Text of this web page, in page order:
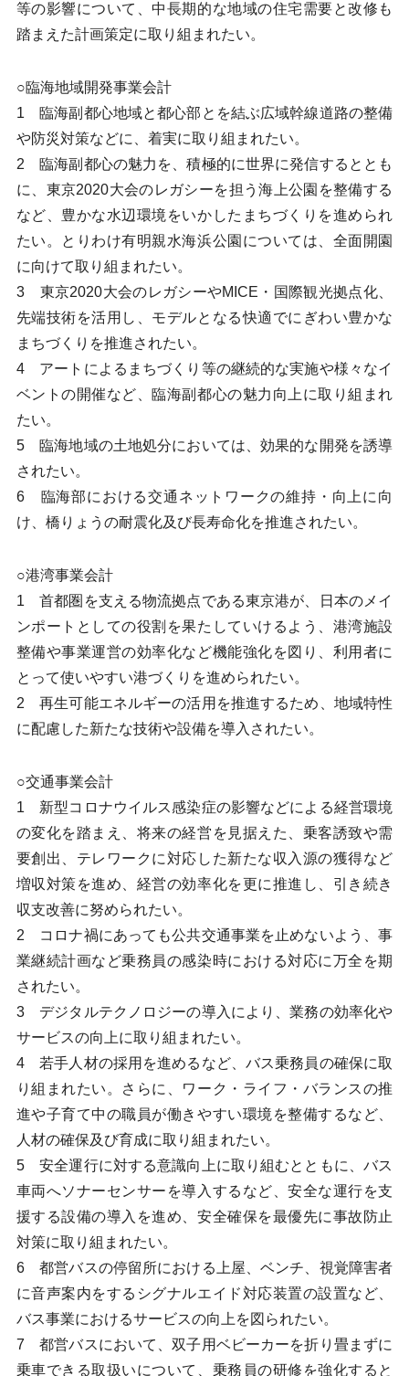
等の影響について、中長期的な地域の住宅需要と改修も
踏まえた計画策定に取り組まれたい。
○臨海地域開発事業会計
1 臨海副都心地域と都心部とを結ぶ広域幹線道路の整備
や防災対策などに、着実に取り組まれたい。
2 臨海副都心の魅力を、積極的に世界に発信するととも
に、東京2020大会のレガシーを担う海上公園を整備する
など、豊かな水辺環境をいかしたまちづくりを進められ
たい。とりわけ有明親水海浜公園については、全面開園
に向けて取り組まれたい。
3 東京2020大会のレガシーやMICE・国際観光拠点化、
先端技術を活用し、モデルとなる快適でにぎわい豊かな
まちづくりを推進されたい。
4 アートによるまちづくり等の継続的な実施や様々なイ
ベントの開催など、臨海副都心の魅力向上に取り組まれ
たい。
5 臨海地域の土地処分においては、効果的な開発を誘導
されたい。
6 臨海部における交通ネットワークの維持・向上に向
け、橋りょうの耐震化及び長寿命化を推進されたい。
○港湾事業会計
1 首都圏を支える物流拠点である東京港が、日本のメイ
ンポートとしての役割を果たしていけるよう、港湾施設
整備や事業運営の効率化など機能強化を図り、利用者に
とって使いやすい港づくりを進められたい。
2 再生可能エネルギーの活用を推進するため、地域特性
に配慮した新たな技術や設備を導入されたい。
○交通事業会計
1 新型コロナウイルス感染症の影響などによる経営環境
の変化を踏まえ、将来の経営を見据えた、乗客誘致や需
要創出、テレワークに対応した新たな収入源の獲得など
増収対策を進め、経営の効率化を更に推進し、引き続き
収支改善に努められたい。
2 コロナ禍にあっても公共交通事業を止めないよう、事
業継続計画など乗務員の感染時における対応に万全を期
されたい。
3 デジタルテクノロジーの導入により、業務の効率化や
サービスの向上に取り組まれたい。
4 若手人材の採用を進めるなど、バス乗務員の確保に取
り組まれたい。さらに、ワーク・ライフ・バランスの推
進や子育て中の職員が働きやすい環境を整備するなど、
人材の確保及び育成に取り組まれたい。
5 安全運行に対する意識向上に取り組むとともに、バス
車両へソナーセンサーを導入するなど、安全な運行を支
援する設備の導入を進め、安全確保を最優先に事故防止
対策に取り組まれたい。
6 都営バスの停留所における上屋、ベンチ、視覚障害者
に音声案内をするシグナルエイド対応装置の設置など、
バス事業におけるサービスの向上を図られたい。
7 都営バスにおいて、双子用ベビーカーを折り畳まずに
乗車できる取扱いについて、乗務員の研修を強化すると